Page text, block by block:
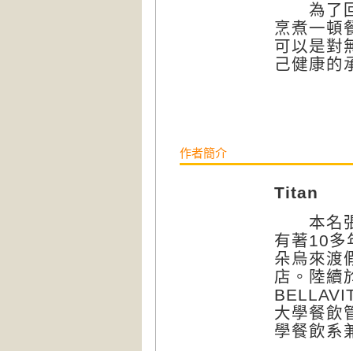
為了回
烹煮一頓
可以是對
己健康的
作者簡介
Titan
本名張
有著10多
朵烏來渡
店。陸續
大學餐飲
學餐飲系